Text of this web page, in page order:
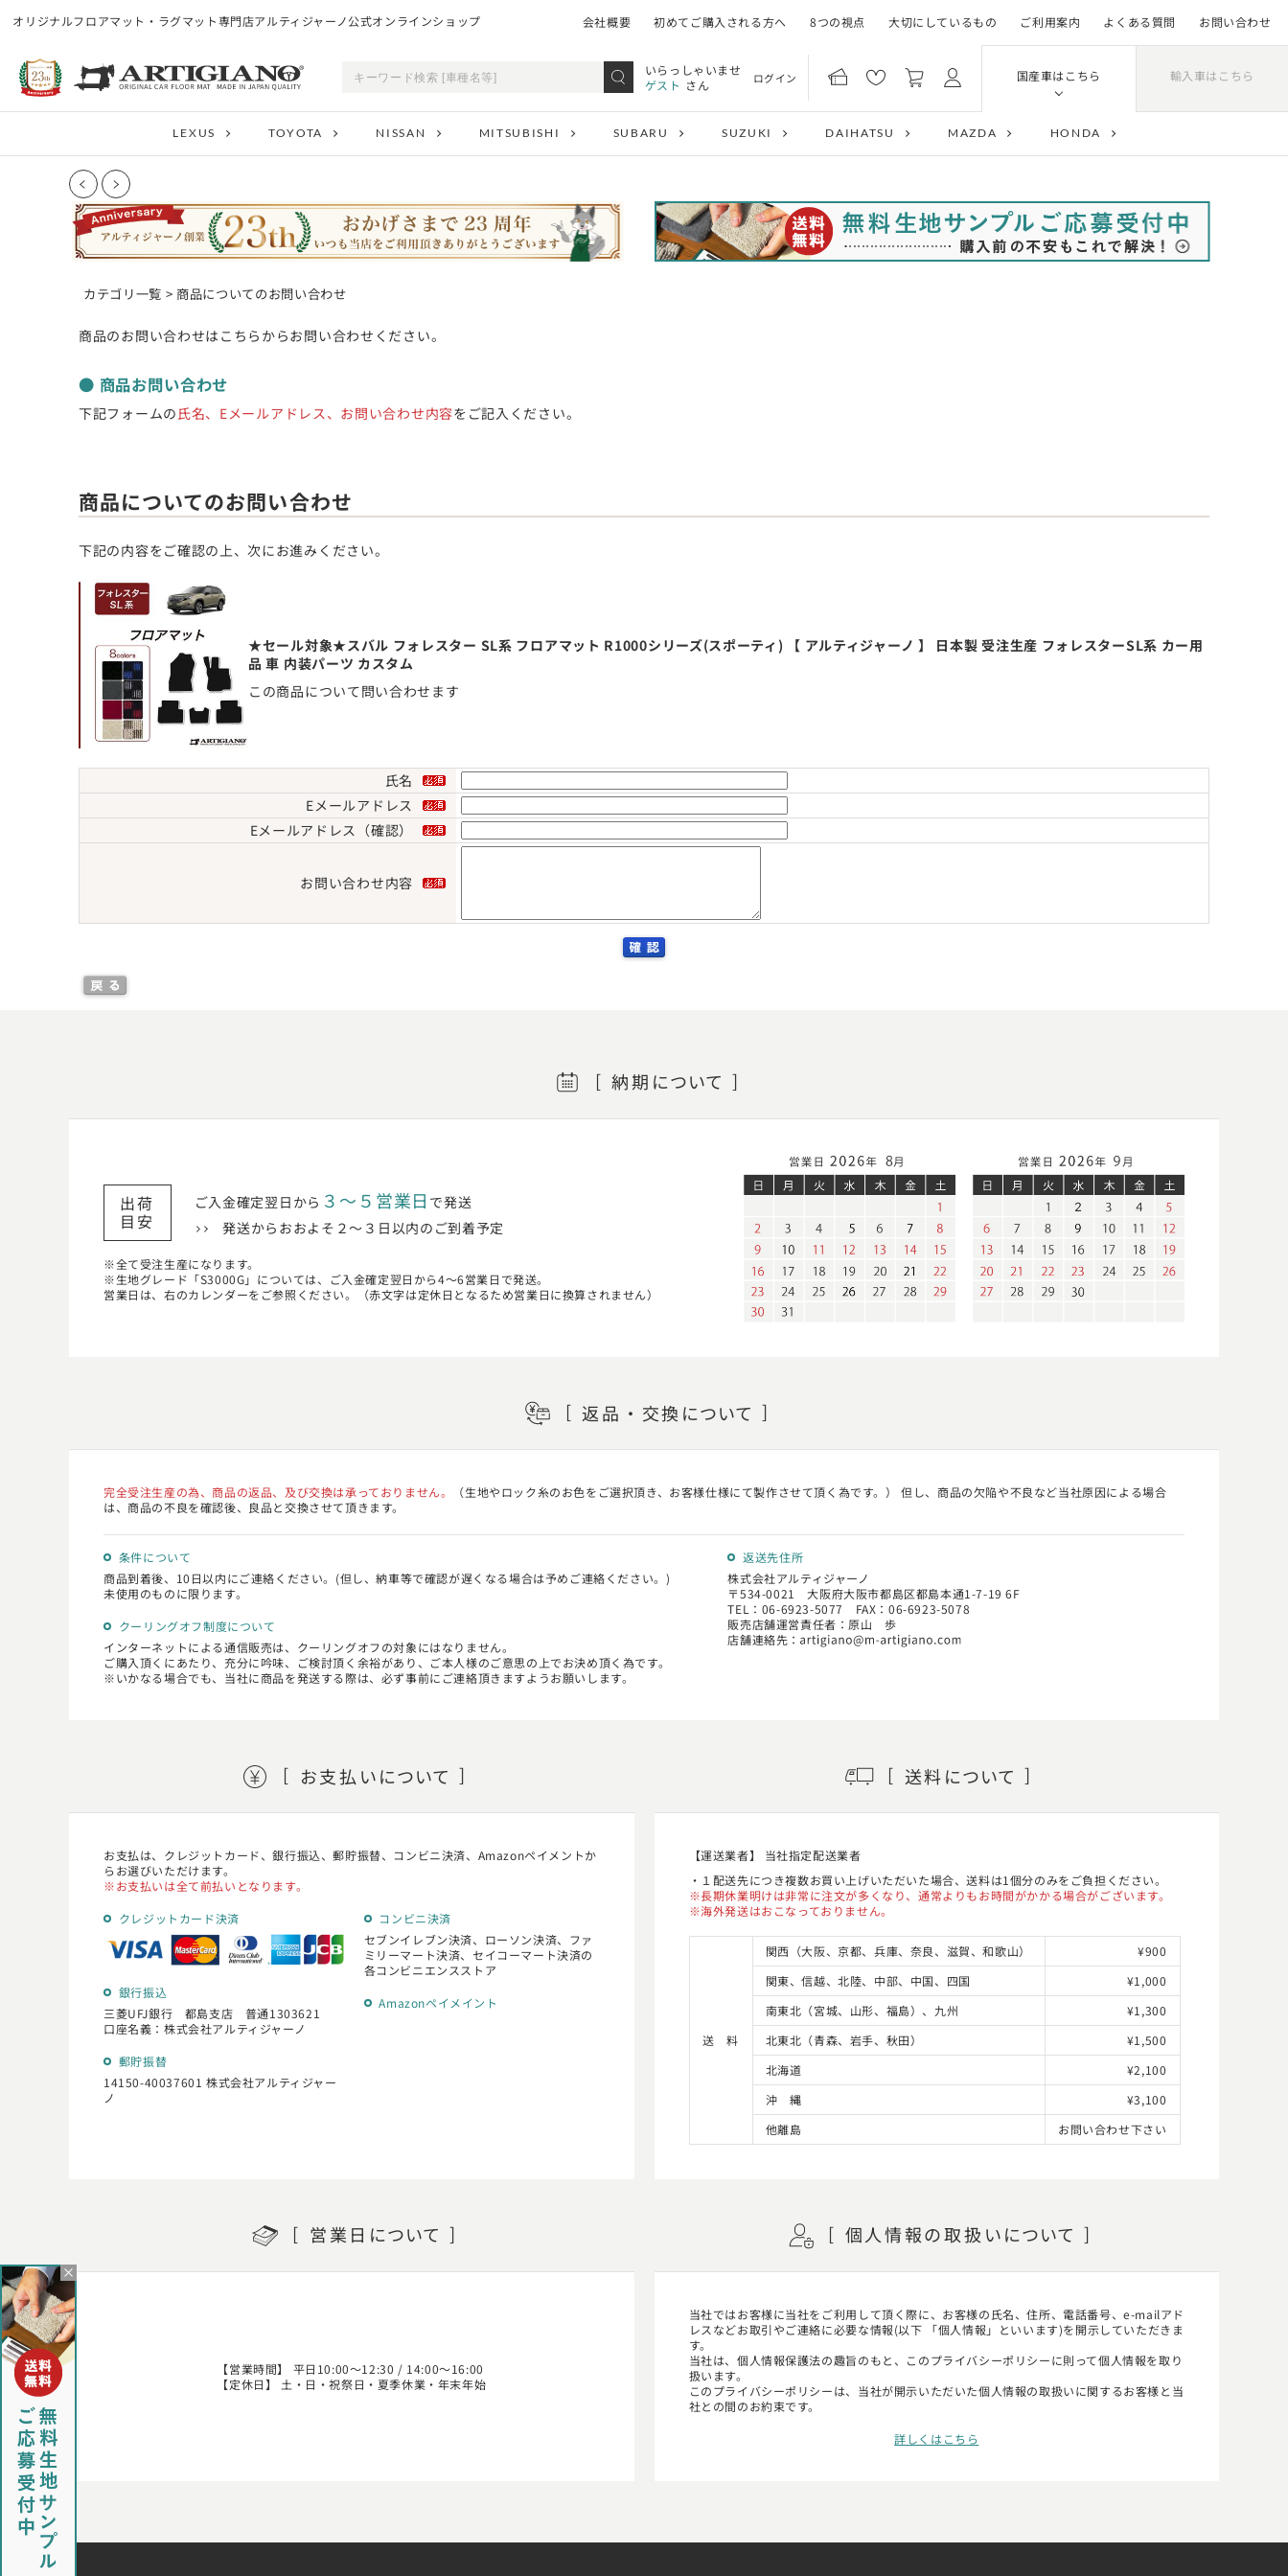
オリジナルフロアマット・ラグマット専門店アルティジャーノ公式オンラインショップ 会社概要 初めてご購入される方へ 8つの視点 大切にしているもの ご利用案内 よくある質問 お問い合わせ
いらっしゃいませ
ゲスト さん ログイン 国産車はこちら 輸入車はこちら
LEXUS TOYOTA NISSAN MITSUBISHI SUBARU SUZUKI DAIHATSU MAZDA HONDA
カテゴリ一覧 > 商品についてのお問い合わせ
商品のお問い合わせはこちらからお問い合わせください。
● 商品お問い合わせ
下記フォームの 氏名、Eメールアドレス、お問い合わせ内容をご記入ください。
商品についてのお問い合わせ
下記の内容をご確認の上、次にお進みください。
★セール対象★スバル フォレスター SL系 フロアマット R1000シリーズ(スポーティ) 【 アルティジャーノ 】 日本製 受注生産 フォレスターSL系 カー用
品 車 内装パーツ カスタム
この商品について問い合わせます
氏名
Eメールアドレス
Eメールアドレス（確認）
お問い合わせ内容
納期 について
出荷
目安
ご入金確定翌日から ３〜５営業日 で発送
発送からおおよそ２〜３日以内のご到着予定
全て受注生産になります。
生地グレード「S3000G」については、ご入金確定翌日から4～6営業日で発送。
営業日は、右のカレンダーをご参照ください。（赤文字は定休日となるため営業日に換算されません）
返品・交換 について
完全受注生産の為、商品の返品、及び交換は承っておりません。
（生地やロック糸のお色をご選択頂き、お客様仕様にて製作させて頂く為です。） 但し、商品の欠陥や不良など当社原因による場合
は、商品の不良を確認後、良品と交換させて頂きます。
条件について
商品到着後、10日以内にご連絡ください。(但し、納車等で確認が遅くなる場合は予めご連絡ください。)
未使用のものに限ります。
クーリングオフ制度について
インターネットによる通信販売は、クーリングオフの対象にはなりません。
ご購入頂くにあたり、充分に吟味、ご検討頂く余裕があり、ご本人様のご意思の上でお決め頂く為です。
いかなる場合でも、当社に商品を発送する際は、必ず事前にご連絡頂きますようお願いします。
返送先住所
株式会社アルティジャーノ
〒534-0021 大阪府大阪市都島区都島本通1-7-19 6F
TEL：06-6923-5077 FAX：06-6923-5078
販売店舗運営責任者：原山 歩
店舗連絡先：
お支払いについて
お支払は、クレジットカード、銀行振込、郵貯振替、コンビニ決済、Amazonペイメントか
らお選びいただけます。
お支払いは全て前払いとなります。
クレジットカード決済
銀行振込
三菱UFJ銀行 都島支店 普通1303621
口座名義：株式会社アルティジャーノ
郵貯振替
14150-40037601 株式会社アルティジャー
ノ
コンビニ決済
セブンイレブン決済、ローソン決済、ファ
ミリーマート決済、セイコーマート決済の
各コンビニエンスストア
Amazonペイメイント
送料について
【運送業者】 当社指定配送業者
１配送先につき複数お買い上げいただいた場合、送料は1個分のみをご負担ください。
長期休業明けは非常に注文が多くなり、通常よりもお時間がかかる場合がございます。
海外発送はおこなっておりません。
送 料
関西（大阪、京都、兵庫、奈良、滋賀、和歌山）
¥900
関東、信越、北陸、中部、中国、四国
¥1,000
南東北（宮城、山形、福島）、九州
¥1,300
北東北（青森、岩手、秋田）
¥1,500
北海道
¥2,100
沖 縄
¥3,100
他離島
お問い合わせ下さい
営業日 について
【営業時間】 平日10:00～12:30 / 14:00～16:00
【定休日】 土・日・祝祭日・夏季休業・年末年始
個人情報の取扱いについて
当社ではお客様に当社をご利用して頂く際に、お客様の氏名、住所、電話番号、e-mailアド
レスなどお取引やご連絡に必要な情報(以下 「個人情報」といいます)を開示していただきま
す。
当社は、個人情報保護法の趣旨のもと、このプライバシーポリシーに則って個人情報を取り
扱います。
このプライバシーポリシーは、当社が開示いただいた個人情報の取扱いに関するお客様と当
社との間のお約束です。
詳しくはこちら